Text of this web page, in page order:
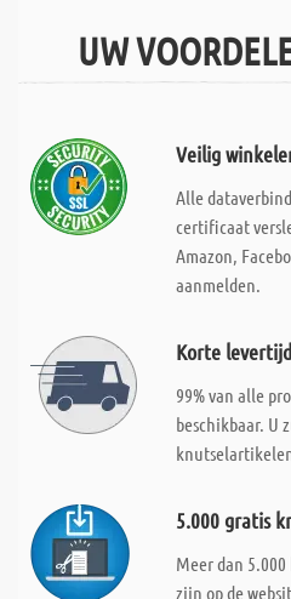
UW
Veilig
Alle
certificaat
Amazon,
aanmelden.
Korte
99% van alle
beschikbaar. U
5.000 gratis
Meer dan
zijn op de